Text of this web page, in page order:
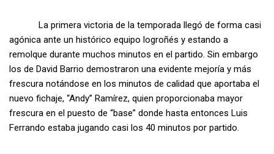
La primera victoria de la temporada llegó de forma casi
agónica ante un histórico equipo logroñés y estando a
remolque durante muchos minutos en el partido. Sin embargo
los de David Barrio demostraron una evidente mejoría y más
frescura notándose en los minutos de calidad que aportaba el
nuevo fichaje, “Andy” Ramírez, quien proporcionaba mayor
frescura en el puesto de “base” donde hasta entonces Luis
Ferrando estaba jugando casi los 40 minutos por partido.